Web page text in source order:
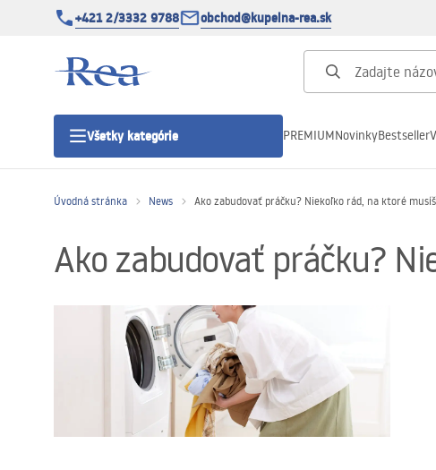
+421 2/3332 9788 obchod@kupelna-rea.sk
Všetky kategórie
Sprchové dvere
Sprchové vaničky
Sprchové žľaby
Sanitárna keramika
PREMIUMNovinkyBestseller
Úvodná stránka News Ako zabudovať práčku? Niekoľko rád, na ktoré
Ako zabudovať práčku?